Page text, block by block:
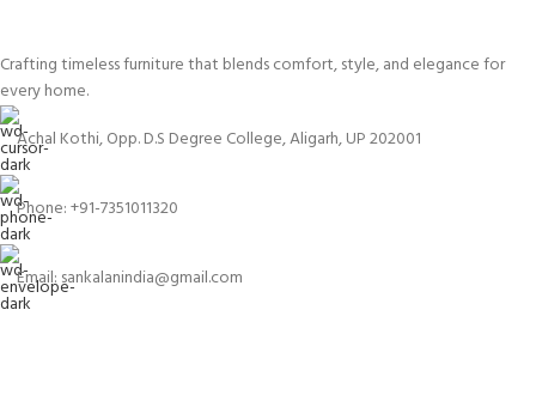
Crafting timeless furniture that blends comfort, style, and elegance for
every home.
Achal Kothi, Opp. D.S Degree College, Aligarh, UP 202001
Phone: +91-7351011320
Email: sankalanindia@gmail.com